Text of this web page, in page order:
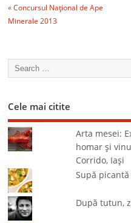
«Concursul Naţional de Ape
Minerale 2013
Cele mai citite
Arta mesei:
homar şi
Corrido, Iaşi
Supă
După tutun,